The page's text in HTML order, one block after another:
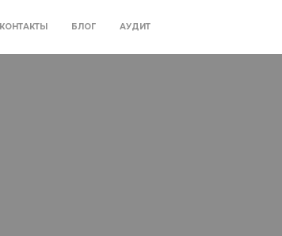
КОНТАКТЫ БЛОГ АУДИТ